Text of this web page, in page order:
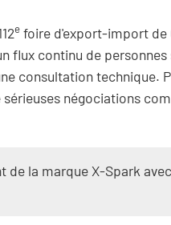
e foire d'export-import de
flux continu de
consultation technique.
négociations
de la marque X-Spark